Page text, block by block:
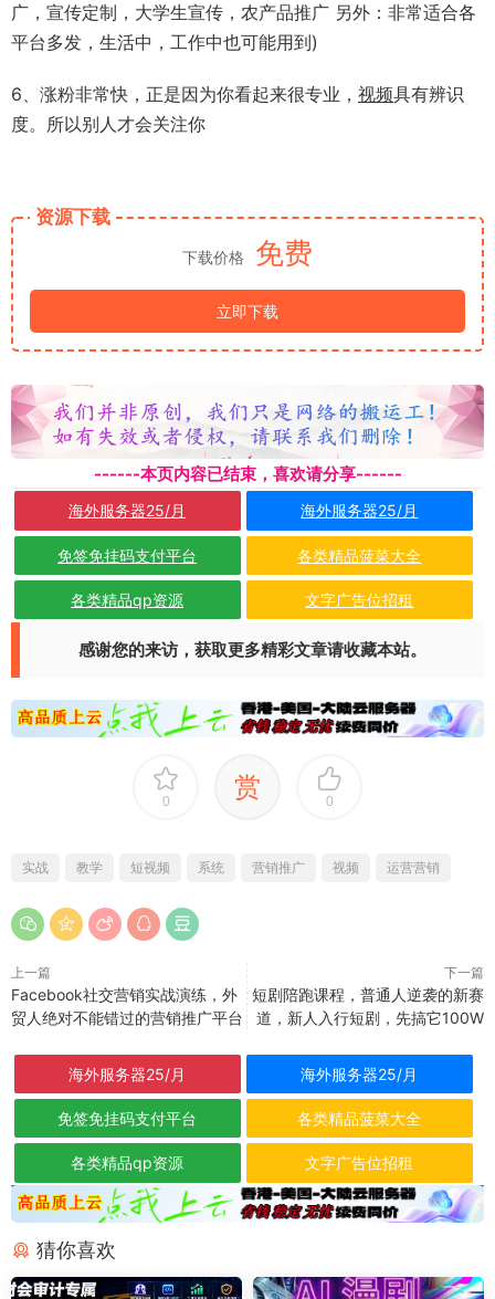
广，宣传定制，大学生宣传，农产品推广 另外：非常适合各
平台多发，生活中，工作中也可能用到)
6、涨粉非常快，正是因为你看起来很专业， 视频具有辨识
度。所以别人才会关注你
资源下载
下载价格 免费
立即下载
------本页内容已结束，喜欢请分享------
海外服务器25/月 海外服务器25/月
免签免挂码支付平台 各类精品菠菜大全
各类精品qp资源 文字广告位招租
感谢您的来访，获取更多精彩文章请收藏本站。
0 赏 0
实战 教学 短视频 系统 营销推广 视频 运营营销
上一篇
Facebook社交营销实战演练，外
贸人绝对不能错过的营销推广平台
下一篇
短剧陪跑课程，普通人逆袭的新赛
道，新人入行短剧，先搞它100W
海外服务器25/月 海外服务器25/月
免签免挂码支付平台 各类精品菠菜大全
各类精品qp资源 文字广告位招租
猜你喜欢